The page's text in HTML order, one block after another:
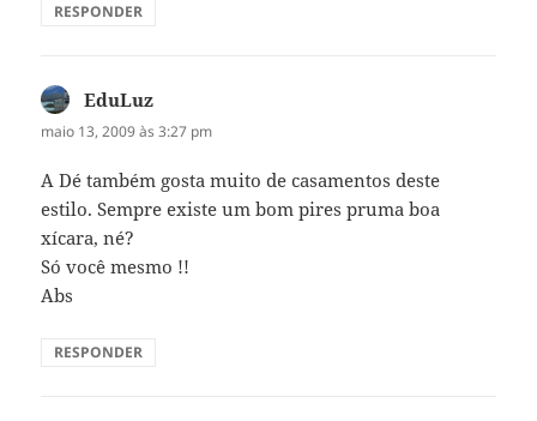
RESPONDER
EduLuz
maio 13, 2009 às 3:27 pm
A Dé também gosta muito de casamentos deste
estilo. Sempre existe um bom pires pruma boa
xícara, né?
Só você mesmo !!
Abs
RESPONDER